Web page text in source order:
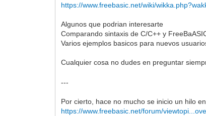
https://www.freebasic.net/wiki/
Algunos que podrian interesarte
Comparando sintaxis de C/C++ y
Varios ejemplos basicos para nuevos
Cualquier cosa no dudes en preguntar
---
Por cierto, hace no mucho se inicio un hilo
https://www.freebasic.net/forum/